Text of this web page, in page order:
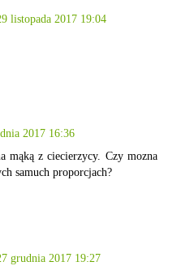
listopada 2017 19:04
2017 16:36
mąką z ciecierzycy. Czy mozna
samuch proporcjach?
grudnia 2017 19:27